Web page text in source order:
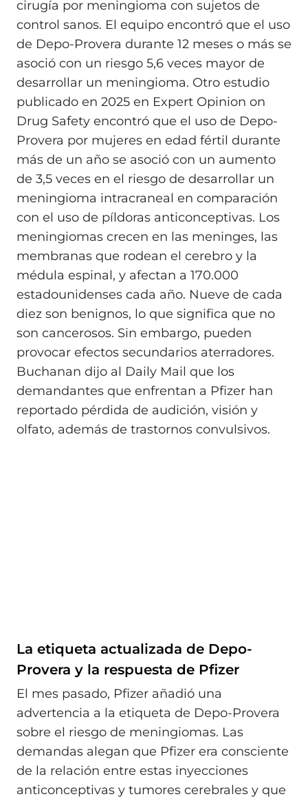
cirugía por meningioma con sujetos de
control sanos. El equipo encontró que el uso
de Depo-Provera durante 12 meses o más se
asoció con un riesgo 5,6 veces mayor de
desarrollar un meningioma. Otro estudio
publicado en 2025 en Expert Opinion on
Drug Safety encontró que el uso de Depo-
Provera por mujeres en edad fértil durante
más de un año se asoció con un aumento
de 3,5 veces en el riesgo de desarrollar un
meningioma intracraneal en comparación
con el uso de píldoras anticonceptivas. Los
meningiomas crecen en las meninges, las
membranas que rodean el cerebro y la
médula espinal, y afectan a 170.000
estadounidenses cada año. Nueve de cada
diez son benignos, lo que significa que no
son cancerosos. Sin embargo, pueden
provocar efectos secundarios aterradores.
Buchanan dijo al Daily Mail que los
demandantes que enfrentan a Pfizer han
reportado pérdida de audición, visión y
olfato, además de trastornos convulsivos.
La etiqueta actualizada de Depo-
Provera y la respuesta de Pfizer
El mes pasado, Pfizer añadió una
advertencia a la etiqueta de Depo-Provera
sobre el riesgo de meningiomas. Las
demandas alegan que Pfizer era consciente
de la relación entre estas inyecciones
anticonceptivas y tumores cerebrales y que